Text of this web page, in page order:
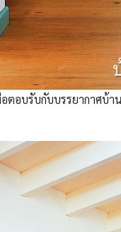
อบรับกับบรรยากาศบ้